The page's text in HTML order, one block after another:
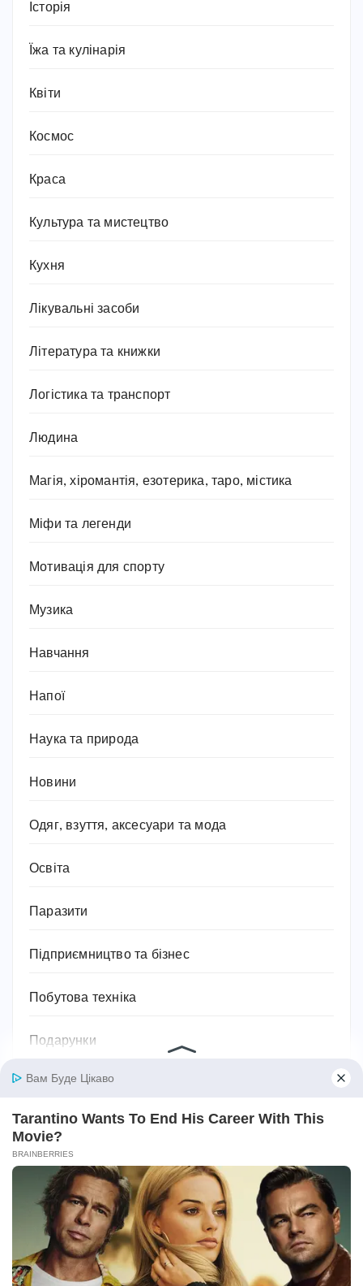
Історія
Їжа та кулінарія
Квіти
Космос
Краса
Культура та мистецтво
Кухня
Лікувальні засоби
Література та книжки
Логістика та транспорт
Людина
Магія, хіромантія, езотерика, таро, містика
Міфи та легенди
Мотивація для спорту
Музика
Навчання
Напої
Наука та природа
Новини
Одяг, взуття, аксесуари та мода
Освіта
Паразити
Підприємництво та бізнес
Побутова техніка
Подарунки
Подорожі
Політика
Поради та лайфхаки
Посуд
Право